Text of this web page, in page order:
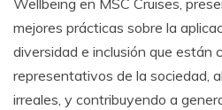
Wellbeing en MSC Cruises,
mejores prácticas sobre la
diversidad e inclusión que están
representativos de la sociedad,
irreales, y contribuyendo a